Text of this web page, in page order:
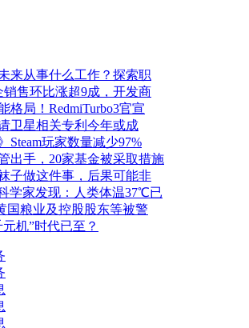
来从事什么工作？探索职
销售环比涨超9成，开发商
格局！RedmiTurbo3官宣
卫星相关专利今年或成
Steam玩家数量减少97%
出手，20家基金被采取措施
子做这件事，后果可能非
学家发现：人类体温37℃已
国粮业及控股股东等被警
机”时代已至？